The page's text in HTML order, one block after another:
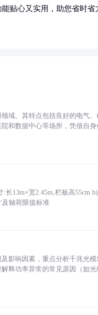
贴心又实用，助您省时
域。其特点包括良好的电气
和数据中心等场所，凭借自
长13m×宽2.45m,栏板高55cm
及轴荷限值标准
影响因素，重点分析千兆光
释功率异常的常见原因（如